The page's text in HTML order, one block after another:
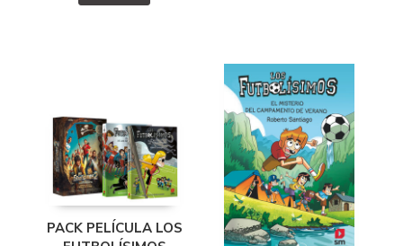
PACK PELÍCULA LOS